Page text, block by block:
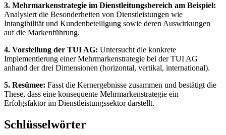
3. Mehrmarkenstrategie im Dienstleitungsbereich am Beispiel:
Analysiert die Besonderheiten von Dienstleistungen wie
Intangibilität und Kundenbeteiligung sowie deren Auswirkungen
auf die Markenführung.
4. Vorstellung der TUI AG: Untersucht die konkrete
Implementierung einer Mehrmarkenstrategie bei der TUI AG
anhand der drei Dimensionen (horizontal, vertikal, international).
5. Resümee: Fasst die Kernergebnisse zusammen und bestätigt die
These, dass eine konsequente Mehrmarkenstrategie ein
Erfolgsfaktor im Dienstleistungssektor darstellt.
Schlüsselwörter